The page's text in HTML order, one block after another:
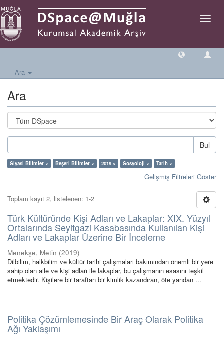
Geçiş
Ara
Ara
Bul
Siyasi Bilimler × Beşeri Bilimler × 2019 × Sosyoloji × Tarih ×
Gelişmiş Filtreleri Göster
Toplam kayıt 2, listelenen: 1-2
Türk Kültüründe Kişi Adları ve Lakaplar: XIX. Yüzyıl
Ortalarında Seyitgazi Kasabasında Kullanılan Kişi
Adları ve Lakaplar Üzerine Bir İnceleme
Menekşe, Metin (2019)
Dilbilim, halkbilim ve kültür tarihi çalışmaları bakımından önemli bir yere
sahip olan aile ve kişi adları ile lakaplar, bu çalışmanın esasını teşkil
etmektedir. Kişilere bir taraftan bir kimlik kazandıran, öte yandan ...
Politika Çözümlemesinde Bir Araç Olarak Politika
Ağı Yaklaşımı